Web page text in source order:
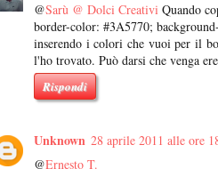
@Sarù @ Dolci Creativi Quando
border-color: #3A5770;
inserendo i colori che vuoi per il
l'ho trovato. Può darsi che venga
Rispondi
Unknown 28 aprile 2011 alle ore
@Ernesto T.